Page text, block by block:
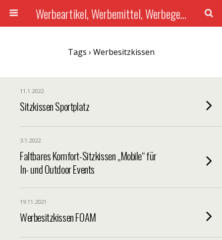
Werbeartikel, Werbemittel, Werbegeschenke mit Druck, Give-Aways...
Tags › Werbesitzkissen
11.1.2022
Sitzkissen Sportplatz
3.1.2022
Faltbares Komfort-Sitzkissen „Mobile“ für
In- und Outdoor Events
19.11.2021
Werbesitzkissen FOAM